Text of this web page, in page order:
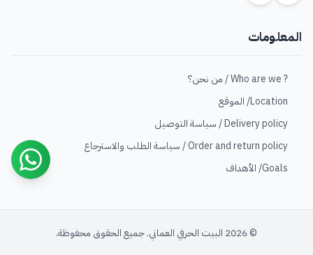
المعلومات
? Who are we / من نحن؟
Location/ الموقع
Delivery policy / سياسة التوصيل
Order and return policy / سياسة الطلب والاسترجاع
Goals/ الأهداف
© 2026 البيت الحرفي العماني. جميع الحقوق محفوظة.